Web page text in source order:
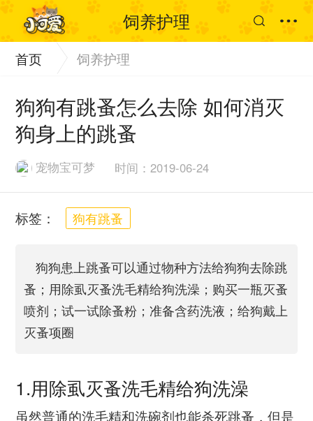
饲养护理
首页 饲养护理
狗狗有跳蚤怎么去除 如何消灭
狗身上的跳蚤
宠物宝可梦 时间：2019-06-24
标签： 狗有跳蚤
狗狗患上跳蚤可以通过物种方法给狗狗去除跳
蚤；用除虱灭蚤洗毛精给狗洗澡；购买一瓶灭蚤
喷剂；试一试除蚤粉；准备含药洗液；给狗戴上
灭蚤项圈
1.用除虱灭蚤洗毛精给狗洗澡
虽然普通的洗毛精和洗碗剂也能杀死跳蚤，但是